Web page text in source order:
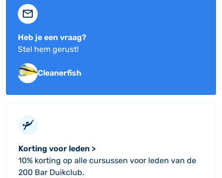
Heb je een vraag?
Stel hem gerust!
Cleanerfish
Korting voor leden >
10% korting op alle cursussen voor leden van de
200 Bar Duikclub.